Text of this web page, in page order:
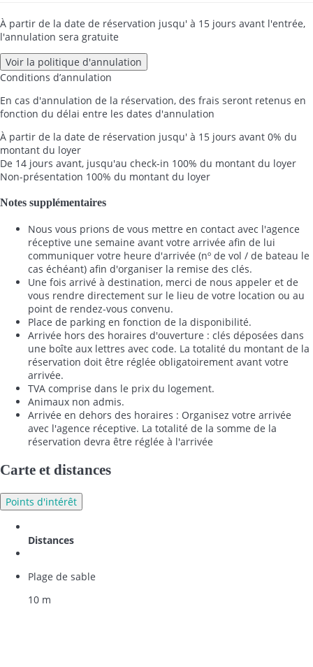
À partir de la date de réservation jusqu' à 15 jours avant l'entrée,
l'annulation sera gratuite
Voir la politique d'annulation
Conditions d’annulation
En cas d'annulation de la réservation, des frais seront retenus en
fonction du délai entre les dates d'annulation
À partir de la date de réservation jusqu' à 15 jours avant 0% du
montant du loyer
De 14 jours avant, jusqu'au check-in 100% du montant du loyer
Non-présentation 100% du montant du loyer
Notes supplémentaires
Nous vous prions de vous mettre en contact avec l'agence
réceptive une semaine avant votre arrivée afin de lui
communiquer votre heure d'arrivée (nº de vol / de bateau le
cas échéant) afin d'organiser la remise des clés.
Une fois arrivé à destination, merci de nous appeler et de
vous rendre directement sur le lieu de votre location ou au
point de rendez-vous convenu.
Place de parking en fonction de la disponibilité.
Arrivée hors des horaires d'ouverture : clés déposées dans
une boîte aux lettres avec code. La totalité du montant de la
réservation doit être réglée obligatoirement avant votre
arrivée.
TVA comprise dans le prix du logement.
Animaux non admis.
Arrivée en dehors des horaires : Organisez votre arrivée
avec l'agence réceptive. La totalité de la somme de la
réservation devra être réglée à l'arrivée
Carte et distances
Points d'intérêt
Distances
Plage de sable
10 m